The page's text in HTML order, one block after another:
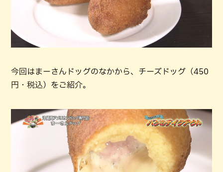
今回はまーさんドッグのなかから、チーズドッグ（450
円・税込）をご紹介。